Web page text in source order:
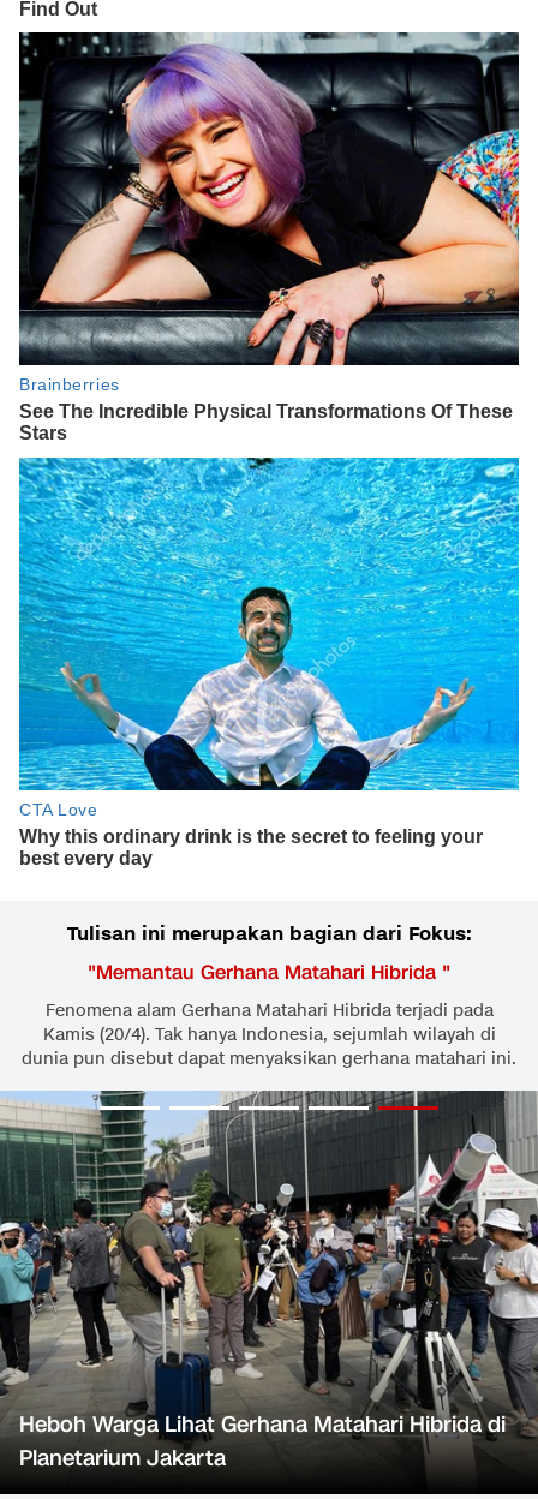
Tulisan ini merupakan bagian dari Fokus:
"Memantau Gerhana Matahari Hibrida "
Fenomena alam Gerhana Matahari Hibrida terjadi pada
Kamis (20/4). Tak hanya Indonesia, sejumlah wilayah di
dunia pun disebut dapat menyaksikan gerhana matahari ini.
Heboh Warga Lihat Gerhana Matahari Hibrida di
Planetarium Jakarta